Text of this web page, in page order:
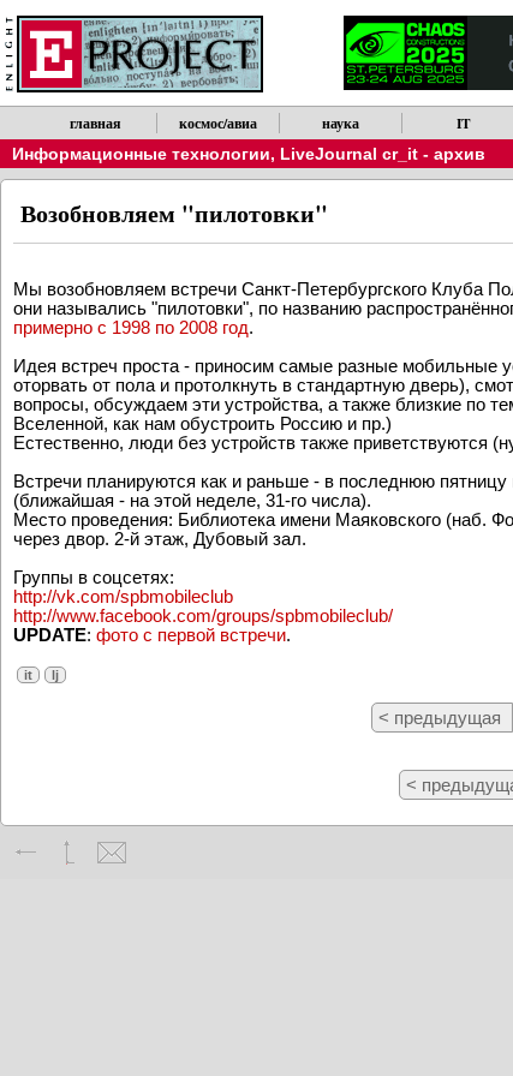
главная космос/авиа наука IT
Информационные технологии, LiveJournal cr_it - архив
Возобновляем "пилотовки"
Мы возобновляем встречи Санкт-Петербургского Клуба
они назывались "пилотовки", по названию
примерно с 1998 по 2008 год.
Идея встреч проста - приносим самые разные мобильные
оторвать от пола и протолкнуть в стандартную дверь),
вопросы, обсуждаем эти устройства, а также близкие по
Вселенной, как нам обустроить Россию и пр.)
Естественно, люди без устройств также приветствуются
Встречи планируются как и раньше - в последнюю
(ближайшая - на этой неделе, 31-го числа).
Место проведения: Библиотека имени Маяковского (наб.
через двор. 2-й этаж, Дубовый зал.
Группы в соцсетях:
http://vk.com/spbmobileclub
http://www.facebook.com/groups/spbmobileclub/
UPDATE: фото с первой встречи.
it lj
< предыдущая
<